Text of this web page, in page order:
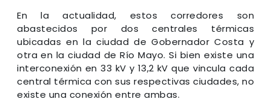
En la actualidad, estos corredores son
abastecidos por dos centrales térmicas
ubicadas en la ciudad de Gobernador Costa y
otra en la ciudad de Río Mayo. Si bien existe una
interconexión en 33 kV y 13,2 kV que vincula cada
central térmica con sus respectivas ciudades, no
existe una conexión entre ambas.